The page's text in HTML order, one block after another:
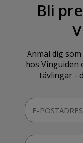
Bli
Anmäl dig
hos Vinguiden
tävlingar -